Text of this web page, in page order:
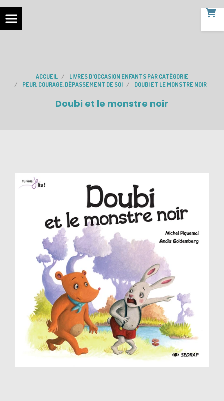
ACCUEIL
LIVRES D'OCCASION ENFANTS PAR CATÉGORIE
PEUR, COURAGE, DÉPASSEMENT DE SOI
DOUBI ET LE MONSTRE NOIR
Doubi et le monstre noir